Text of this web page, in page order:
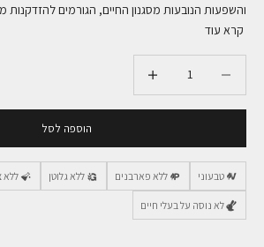
והשפעות הנובעות מסגנון החיים, הגורמים
קרא עוד
הוספה לסל
טבעוני ללא פארבנים ללא גלוטן ללא
לא נוסה על בעלי חיים